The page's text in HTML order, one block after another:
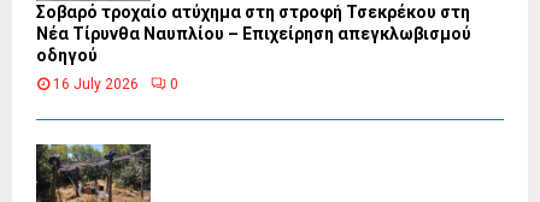
Σοβαρό τροχαίο ατύχημα στη στροφή Τσεκρέκου στη
Νέα Τίρυνθα Ναυπλίου – Επιχείρηση απεγκλωβισμού
οδηγού
16 July 2026 0